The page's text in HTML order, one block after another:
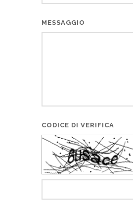
MESSAGGIO
CODICE DI VERIFICA